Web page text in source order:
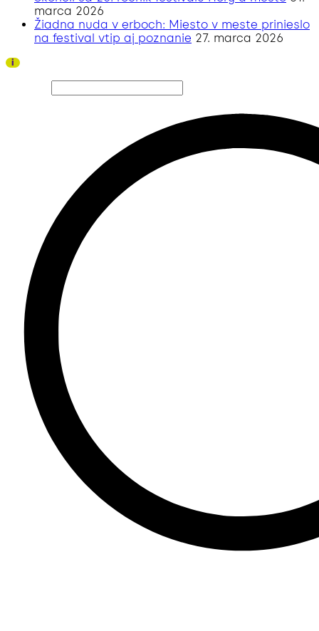
marca 2026
Žiadna nuda v erboch: Miesto v meste prinieslo
na festival vtip aj poznanie 27. marca 2026
i